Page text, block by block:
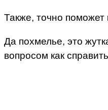
Также, точно
Да похмелье, это
вопросом как